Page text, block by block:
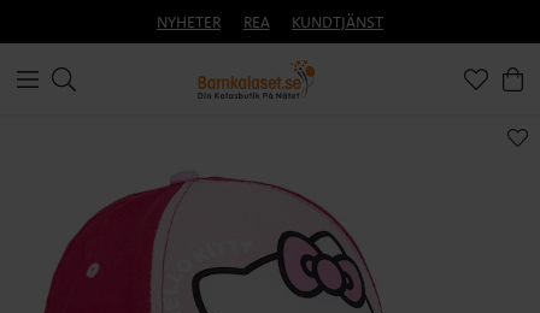
NYHETER REA KUNDTJÄNST